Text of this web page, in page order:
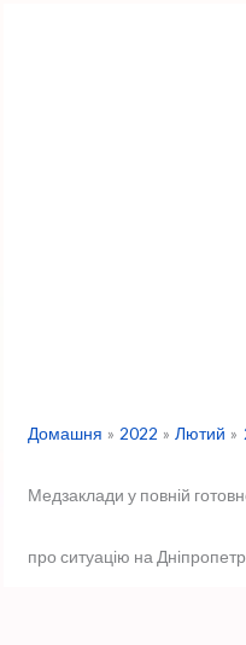
Домашня 2022 Лютий
Медзаклади у повній
про ситуацію на